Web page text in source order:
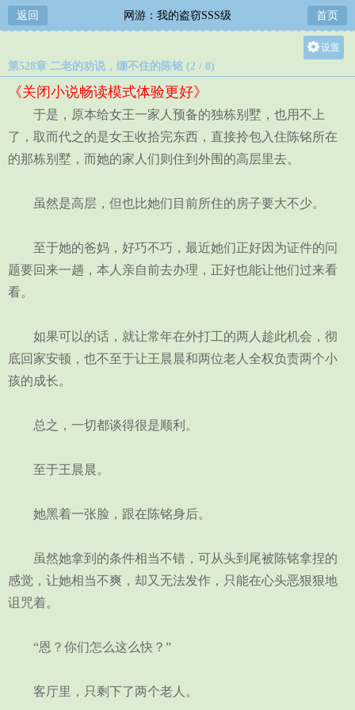
返回 网游：我的盗窃SSS级 首页
设置
中
小
第528章 二老的劝说，绷不住的陈铭 (2 / 8)
《关闭小说畅读模式体验更好》
于是，原本给女王一家人预备的独栋别墅，也用不上
了，取而代之的是女王收拾完东西，直接拎包入住陈铭所在
的那栋别墅，而她的家人们则住到外围的高层里去。
虽然是高层，但也比她们目前所住的房子要大不少。
至于她的爸妈，好巧不巧，最近她们正好因为证件的问
题要回来一趟，本人亲自前去办理，正好也能让他们过来看
看。
如果可以的话，就让常年在外打工的两人趁此机会，彻
底回家安顿，也不至于让王晨晨和两位老人全权负责两个小
孩的成长。
总之，一切都谈得很是顺利。
至于王晨晨。
她黑着一张脸，跟在陈铭身后。
虽然她拿到的条件相当不错，可从头到尾被陈铭拿捏的
感觉，让她相当不爽，却又无法发作，只能在心头恶狠狠地
诅咒着。
“恩？你们怎么这么快？”
客厅里，只剩下了两个老人。